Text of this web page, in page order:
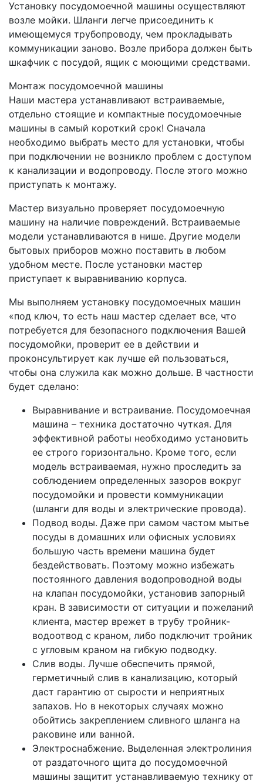
Установку посудомоечной машины осуществляют
возле мойки. Шланги легче присоединить к
имеющемуся трубопроводу, чем прокладывать
коммуникации заново. Возле прибора должен быть
шкафчик с посудой, ящик с моющими средствами.
Монтаж посудомоечной машины
Наши мастера устанавливают встраиваемые,
отдельно стоящие и компактные посудомоечные
машины в самый короткий срок! Сначала
необходимо выбрать место для установки, чтобы
при подключении не возникло проблем с доступом
к канализации и водопроводу. После этого можно
приступать к монтажу.
Мастер визуально проверяет посудомоечную
машину на наличие повреждений. Встраиваемые
модели устанавливаются в нише. Другие модели
бытовых приборов можно поставить в любом
удобном месте. После установки мастер
приступает к выравниванию корпуса.
Мы выполняем установку посудомоечных машин
«под ключ, то есть наш мастер сделает все, что
потребуется для безопасного подключения Вашей
посудомойки, проверит ее в действии и
проконсультирует как лучше ей пользоваться,
чтобы она служила как можно дольше. В частности
будет сделано:
Выравнивание и встраивание. Посудомоечная
машина – техника достаточно чуткая. Для
эффективной работы необходимо установить
ее строго горизонтально. Кроме того, если
модель встраиваемая, нужно проследить за
соблюдением определенных зазоров вокруг
посудомойки и провести коммуникации
(шланги для воды и электрические провода).
Подвод воды. Даже при самом частом мытье
посуды в домашних или офисных условиях
большую часть времени машина будет
бездействовать. Поэтому можно избежать
постоянного давления водопроводной воды
на клапан посудомойки, установив запорный
кран. В зависимости от ситуации и пожеланий
клиента, мастер врежет в трубу тройник-
водоотвод с краном, либо подключит тройник
с угловым краном на гибкую подводку.
Слив воды. Лучше обеспечить прямой,
герметичный слив в канализацию, который
даст гарантию от сырости и неприятных
запахов. Но в некоторых случаях можно
обойтись закреплением сливного шланга на
раковине или ванной.
Электроснабжение. Выделенная электролиния
от раздаточного щита до посудомоечной
машины защитит устанавливаемую технику от